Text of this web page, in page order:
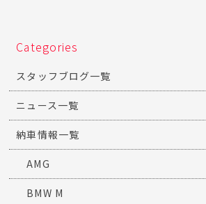
Categories
スタッフブログ一覧
ニュース一覧
納車情報一覧
AMG
BMW M